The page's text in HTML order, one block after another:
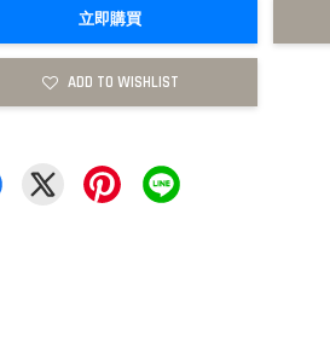
立即購買
ADD TO WISHLIST